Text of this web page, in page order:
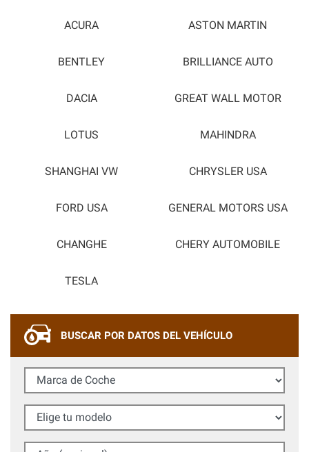
ACURA ASTON MARTIN
BENTLEY BRILLIANCE AUTO
DACIA GREAT WALL MOTOR
LOTUS MAHINDRA
SHANGHAI VW CHRYSLER USA
FORD USA GENERAL MOTORS USA
CHANGHE CHERY AUTOMOBILE
TESLA
BUSCAR POR DATOS DEL VEHÍCULO
Marca de Coche
Elige tu modelo
Año (opcional)